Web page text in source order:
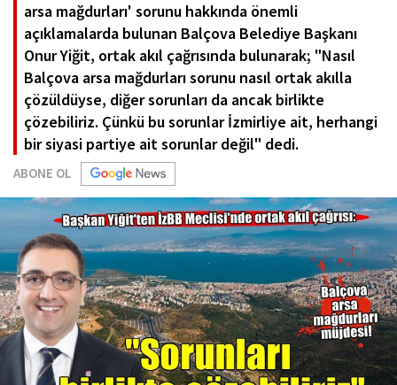
arsa mağdurları' sorunu hakkında önemli
açıklamalarda bulunan Balçova Belediye Başkanı
Onur Yiğit, ortak akıl çağrısında bulunarak; "Nasıl
Balçova arsa mağdurları sorunu nasıl ortak akılla
çözüldüyse, diğer sorunları da ancak birlikte
çözebiliriz. Çünkü bu sorunlar İzmirliye ait, herhangi
bir siyasi partiye ait sorunlar değil" dedi.
ABONE OL